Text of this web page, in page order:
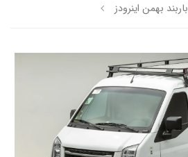
باربند بهمن اینرودز